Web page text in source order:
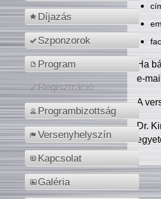
Díjazás
Szponzorok
Program
Regisztráció
Programbizottság
Versenyhelyszín
Kapcsolat
Galéria
Ha
e-
A
Dr.